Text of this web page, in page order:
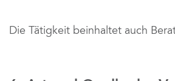
Die Tätigkeit beinhaltet auch